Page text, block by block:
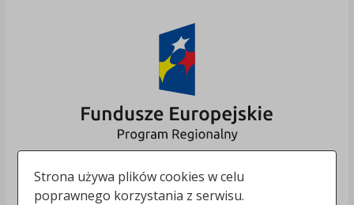
Strona używa plików cookies w celu
poprawnego korzystania z serwisu.